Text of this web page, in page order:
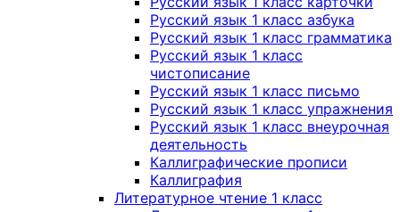
Русский язык 1 класс азбука
Русский язык 1 класс грамматика
Русский язык 1 класс
чистописание
Русский язык 1 класс письмо
Русский язык 1 класс упражнения
Русский язык 1 класс внеурочная
деятельность
Каллиграфические прописи
Каллиграфия
Литературное чтение 1 класс